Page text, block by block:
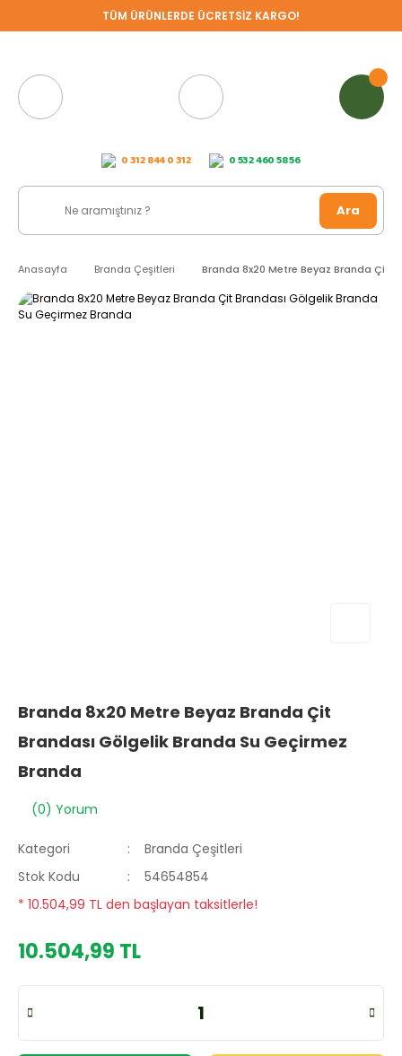
TÜM ÜRÜNLERDE ÜCRETSİZ KARGO!
0 312 844 0 312 0 532 460 58 56
Ara
Anasayfa Branda Çeşitleri Branda 8x20 Metre Beyaz Branda Çit
Branda 8x20 Metre Beyaz Branda Çit
Brandası Gölgelik Branda Su Geçirmez
Branda
(0) Yorum
Kategori
Branda Çeşitleri
Stok Kodu
54654854
* 10.504,99 TL den başlayan taksitlerle!
10.504,99 TL